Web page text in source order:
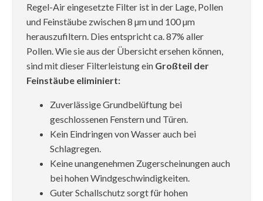
Regel-Air eingesetzte Filter ist in der Lage, Pollen
und Feinstäube zwischen 8 µm und 100 µm
herauszufiltern. Dies entspricht ca. 87% aller
Pollen. Wie sie aus der Übersicht ersehen können,
sind mit dieser Filterleistung ein Großteil der
Feinstäube eliminiert:
Zuverlässige Grundbelüftung bei
geschlossenen Fenstern und Türen.
Kein Eindringen von Wasser auch bei
Schlagregen.
Keine unangenehmen Zugerscheinungen auch
bei hohen Windgeschwindigkeiten.
Guter Schallschutz sorgt für hohen